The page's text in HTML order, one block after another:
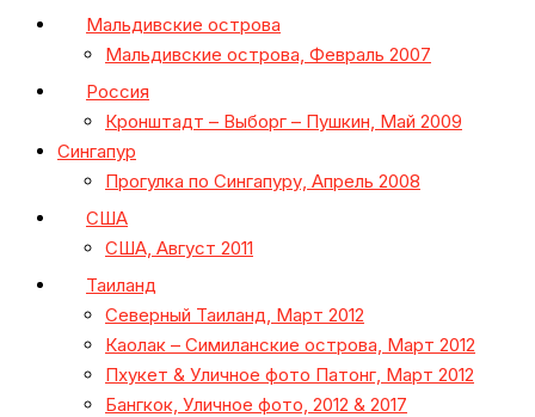
Мальдивские острова
Мальдивские острова, Февраль 2007
Россия
Кронштадт – Выборг – Пушкин, Май 2009
Сингапур
Прогулка по Сингапуру, Апрель 2008
США
США, Август 2011
Таиланд
Северный Таиланд, Март 2012
Каолак – Симиланские острова, Март 2012
Пхукет & Уличное фото Патонг, Март 2012
Бангкок, Уличное фото, 2012 & 2017